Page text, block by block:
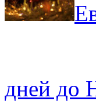
дней до